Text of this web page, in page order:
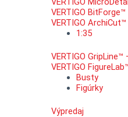
VERTIGO BitForge™
VERTIGO ArchiCut™
1:35
VERTIGO
VERTIGO
Busty
Figúrky
Výpredaj